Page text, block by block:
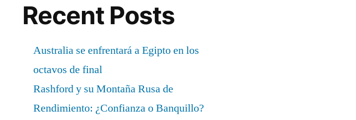
Recent Posts
Australia se enfrentará a Egipto en los
octavos de final
Rashford y su Montaña Rusa de
Rendimiento: ¿Confianza o Banquillo?